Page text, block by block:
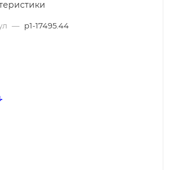
— p1-17495.44